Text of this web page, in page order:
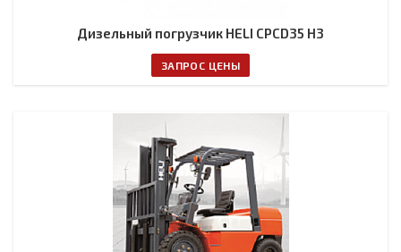
Дизельный погрузчик HELI CPCD35 H3
ЗАПРОС ЦЕНЫ